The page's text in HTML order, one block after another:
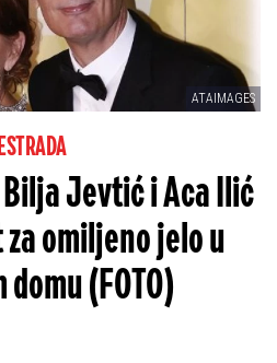
ATAIMAGES
Jevtić i Aca Ilić
omiljeno jelo u
(FOTO)